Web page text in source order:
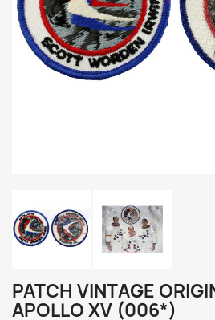
PATCH VINTAGE
APOLLO XV (006*)